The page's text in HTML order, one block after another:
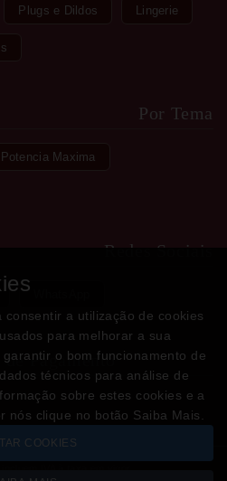
Plugs e Dildos Lingerie
Por Tema
Potencia Maxima
Redes Sociais
Pagamento
consentir a utilização de cookies
para melhorar a sua
o bom funcionamento de
técnicos para análise de
sobre estes cookies e a
nós clique no botão Saiba Mais.
COOKIES